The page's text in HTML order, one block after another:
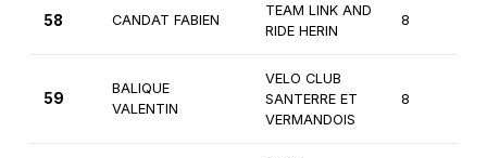
58 CANDAT FABIEN
TEAM LINK AND
RIDE HERIN
8
59
BALIQUE
VALENTIN
VELO CLUB
SANTERRE ET
VERMANDOIS
8